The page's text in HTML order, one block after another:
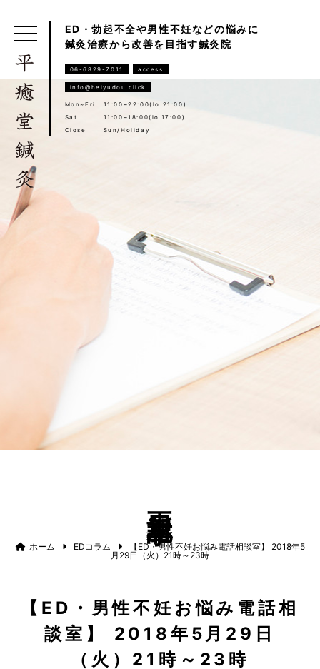
ED・勃起不全や男性不妊などの悩みに
鍼灸治療から改善を目指す鍼灸院
06-6829-7011 access
info@heiyudou.click
Mon~Fri
11:00~22:00(lo.21:00)
Sat
11:00~18:00(lo.17:00)
Close
Sun/Holiday
ホーム EDコラム
【ED・男性不妊お悩み電話相談室】 2018年5
月29日（火）21時～23時
【ED・男性不妊お悩み電話相
談室】 2018年5月29日
（火）21時～23時